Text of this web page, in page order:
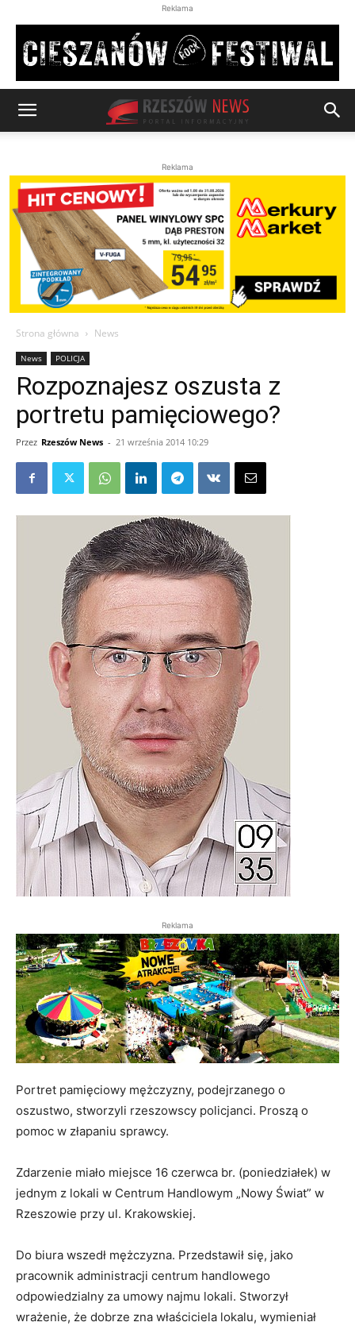
Reklama
Reklama
Strona główna News
News POLICJA
Rozpoznajesz oszusta z
portretu pamięciowego?
Przez Rzeszów News - 21 września 2014 10:29
Reklama
Portret pamięciowy mężczyzny, podejrzanego o
oszustwo, stworzyli rzeszowscy policjanci. Proszą o
pomoc w złapaniu sprawcy.
Zdarzenie miało miejsce 16 czerwca br. (poniedziałek) w
jednym z lokali w Centrum Handlowym „Nowy Świat” w
Rzeszowie przy ul. Krakowskiej.
Do biura wszedł mężczyzna. Przedstawił się, jako
pracownik administracji centrum handlowego
odpowiedzialny za umowy najmu lokali. Stworzył
wrażenie, że dobrze zna właściciela lokalu, wymieniał